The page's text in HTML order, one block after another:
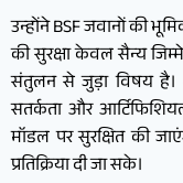
उन्होंने BSF जवानों की
की सुरक्षा केवल सैन्य
संतुलन से जुड़ा विषय है।
सतर्कता और
मॉडल पर सुरक्षित की
प्रतिक्रिया दी जा सके।